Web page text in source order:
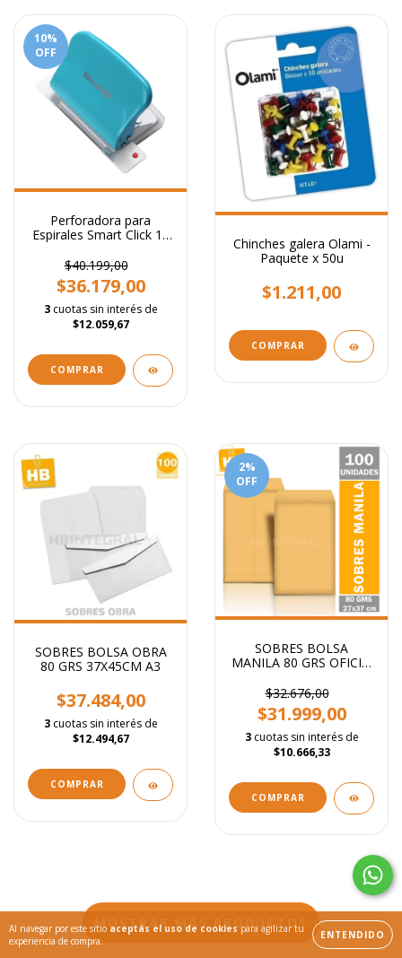
Al navegar por este sitio aceptás el uso de cookies para agilizar tu
experiencia de compra.
ENTENDIDO
10%
OFF
Perforadora para
Espirales Smart Click 10
$40.199,00
$36.179,00
3 cuotas sin interés de
$12.059,67
Chinches galera Olami -
Paquete x 50u
$1.211,00
SOBRES BOLSA OBRA
80 GRS 37X45CM A3
$37.484,00
3 cuotas sin interés de
$12.494,67
COMPRAR
2%
OFF
SOBRES BOLSA
MANILA 80 GRS OFICIO
$32.676,00
$31.999,00
3 cuotas sin interés de
$10.666,33
COMPRAR
MOSTRAR MÁS PRODUCTOS